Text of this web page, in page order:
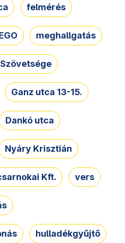
felmérés
meghallgatás
Ganz utca 13-15.
Dankó utca
Nyáry Krisztián
Kft. vers
hulladékgyűjtő